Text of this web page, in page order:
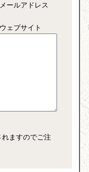
メールアドレス
ウェブサイト
ますのでご注